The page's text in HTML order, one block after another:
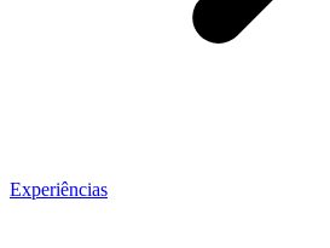
Experiências